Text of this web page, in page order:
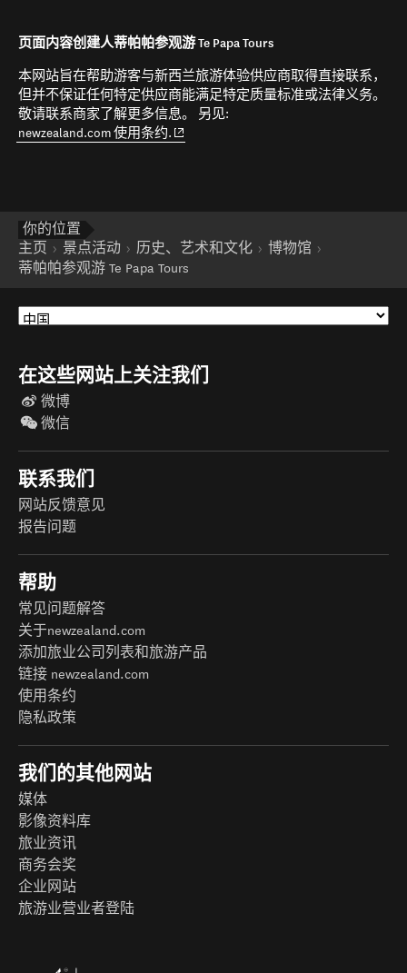
页面内容创建人蒂帕帕参观游 Te Papa Tours
本网站旨在帮助游客与新西兰旅游体验供应商取得直接联系，
但并不保证任何特定供应商能满足特定质量标准或法律义务。
敬请联系商家了解更多信息。 另见:
newzealand.com 使用条约. (opens in new window)
你的位置
主页
景点活动 历史、艺术和文化
博物馆
蒂帕帕参观游 Te Papa Tours
在这些网站上关注我们
微博
微信
联系我们
网站反馈意见
报告问题
帮助
常见问题解答
关于newzealand.com
添加旅业公司列表和旅游产品
链接 newzealand.com
使用条约
隐私政策
我们的其他网站
媒体
影像资料库
旅业资讯
商务会奖
企业网站
旅游业营业者登陆